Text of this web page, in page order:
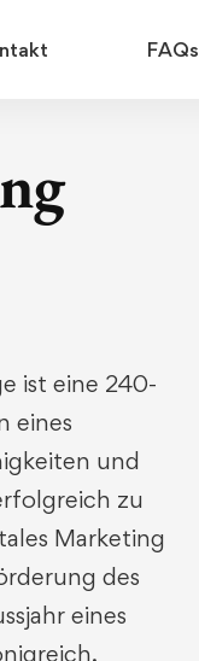
FAQs
ist eine 240-
eines
und
zu
Marketing
des
eines